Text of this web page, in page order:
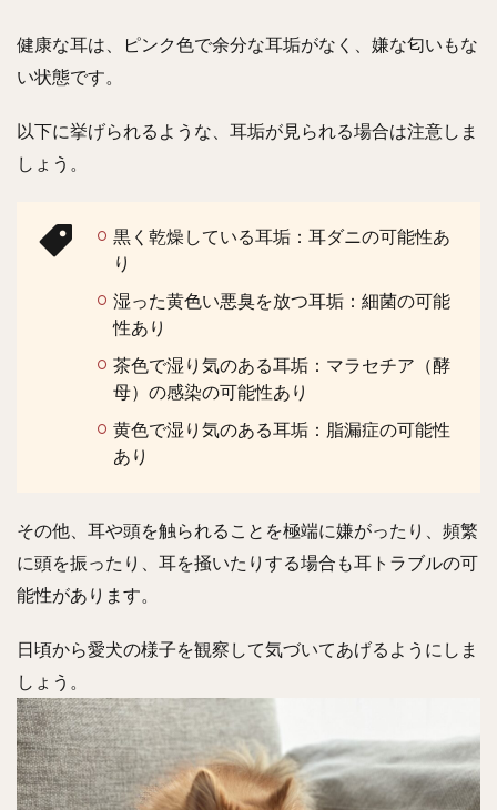
健康な耳は、ピンク色で余分な耳垢がなく、嫌な匂いもな
い状態です。
以下に挙げられるような、耳垢が見られる場合は注意しま
しょう。
黒く乾燥している耳垢：耳ダニの可能性あ
り
湿った黄色い悪臭を放つ耳垢：細菌の可能
性あり
茶色で湿り気のある耳垢：マラセチア（酵
母）の感染の可能性あり
黄色で湿り気のある耳垢：脂漏症の可能性
あり
その他、耳や頭を触られることを極端に嫌がったり、頻繁
に頭を振ったり、耳を掻いたりする場合も耳トラブルの可
能性があります。
日頃から愛犬の様子を観察して気づいてあげるようにしま
しょう。